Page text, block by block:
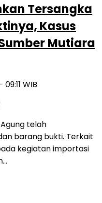
Tersangka
Kasus
Mutiara
WIB
Agung telah
barang bukti. Terkait
kegiatan importasi